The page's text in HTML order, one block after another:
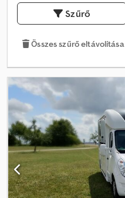
Szűrő
Összes szűrő eltávolítása